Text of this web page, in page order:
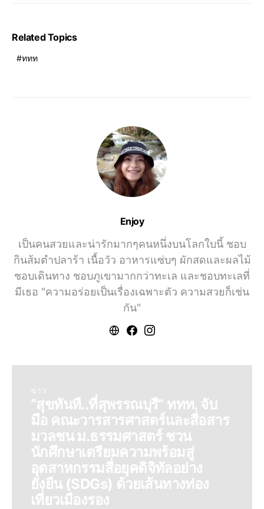
Related Topics
ททท
Enjoy
เป็นคนสวยและน่ารักมากๆคนหนึ่งบนโลกใบนี้ ชอบ
กินส้มตำปลาร้า เนื้อวัว อาหารแซ่บๆ ผักสดและผลไม้
ชอบเดินทาง ชอบภูเขามากกว่าทะเล และชอบทะเลที่
มีเธอ "ความอร่อยเป็นเรื่องเฉพาะตัว ความสวยก็เช่น
กัน"
ข่าว
“สุขทันที..ที่สุพรรณบุรี” ททท. จับ
มือ คณะวารสารศาสตร์และสื่อสาร
มวลชน ม.ธรรมศาสตร์ ชวน
นักศึกษาเตรียมความพร้อมสู่
อุตสาหกรรมสื่อยุคดิจิทัลอย่าง
ยั่งยืน (SDGs) ด้วยเส้นทางท่อง
เที่ยวเมืองรอง